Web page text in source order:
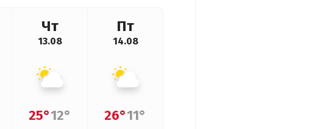
Чт
13.08
25°12°
Пт
14.08
26°11°